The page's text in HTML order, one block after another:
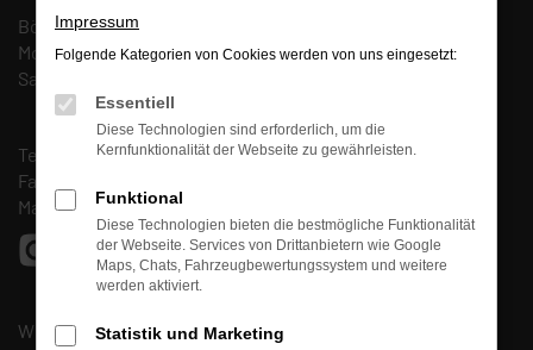
Böcklerstr. 27, 36041 Fulda
Mo. – Fr.: 10:00 – 18:00 Uhr
Sa.: 10:00 – 13:00 Uhr
Tel.:
(0661) 67 90 88 0
Fax: (0661) 67 90 88 30
Mail:info@autohaus-fulda-west.de
Wir sind Mitglied beim BVfKund arbeiten mit unserem
Impressum
Folgende Kategorien von Cookies werden von uns eingesetzt:
Essentiell
Diese Technologien sind erforderlich, um die
Kernfunktionalität der Webseite zu gewährleisten.
Funktional
Diese Technologien bieten die bestmögliche Funktionalität
der Webseite. Services von Drittanbietern wie Google
Maps, Chats, Fahrzeugbewertungssystem und weitere
werden aktiviert.
Statistik und Marketing